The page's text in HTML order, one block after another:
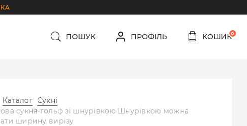
ПОШУК ПРОФІЛЬ КОШИК0
Каталог Сукні
сукня-гольф зі шнурівкою Шнурівкою можна
ширину вирізу